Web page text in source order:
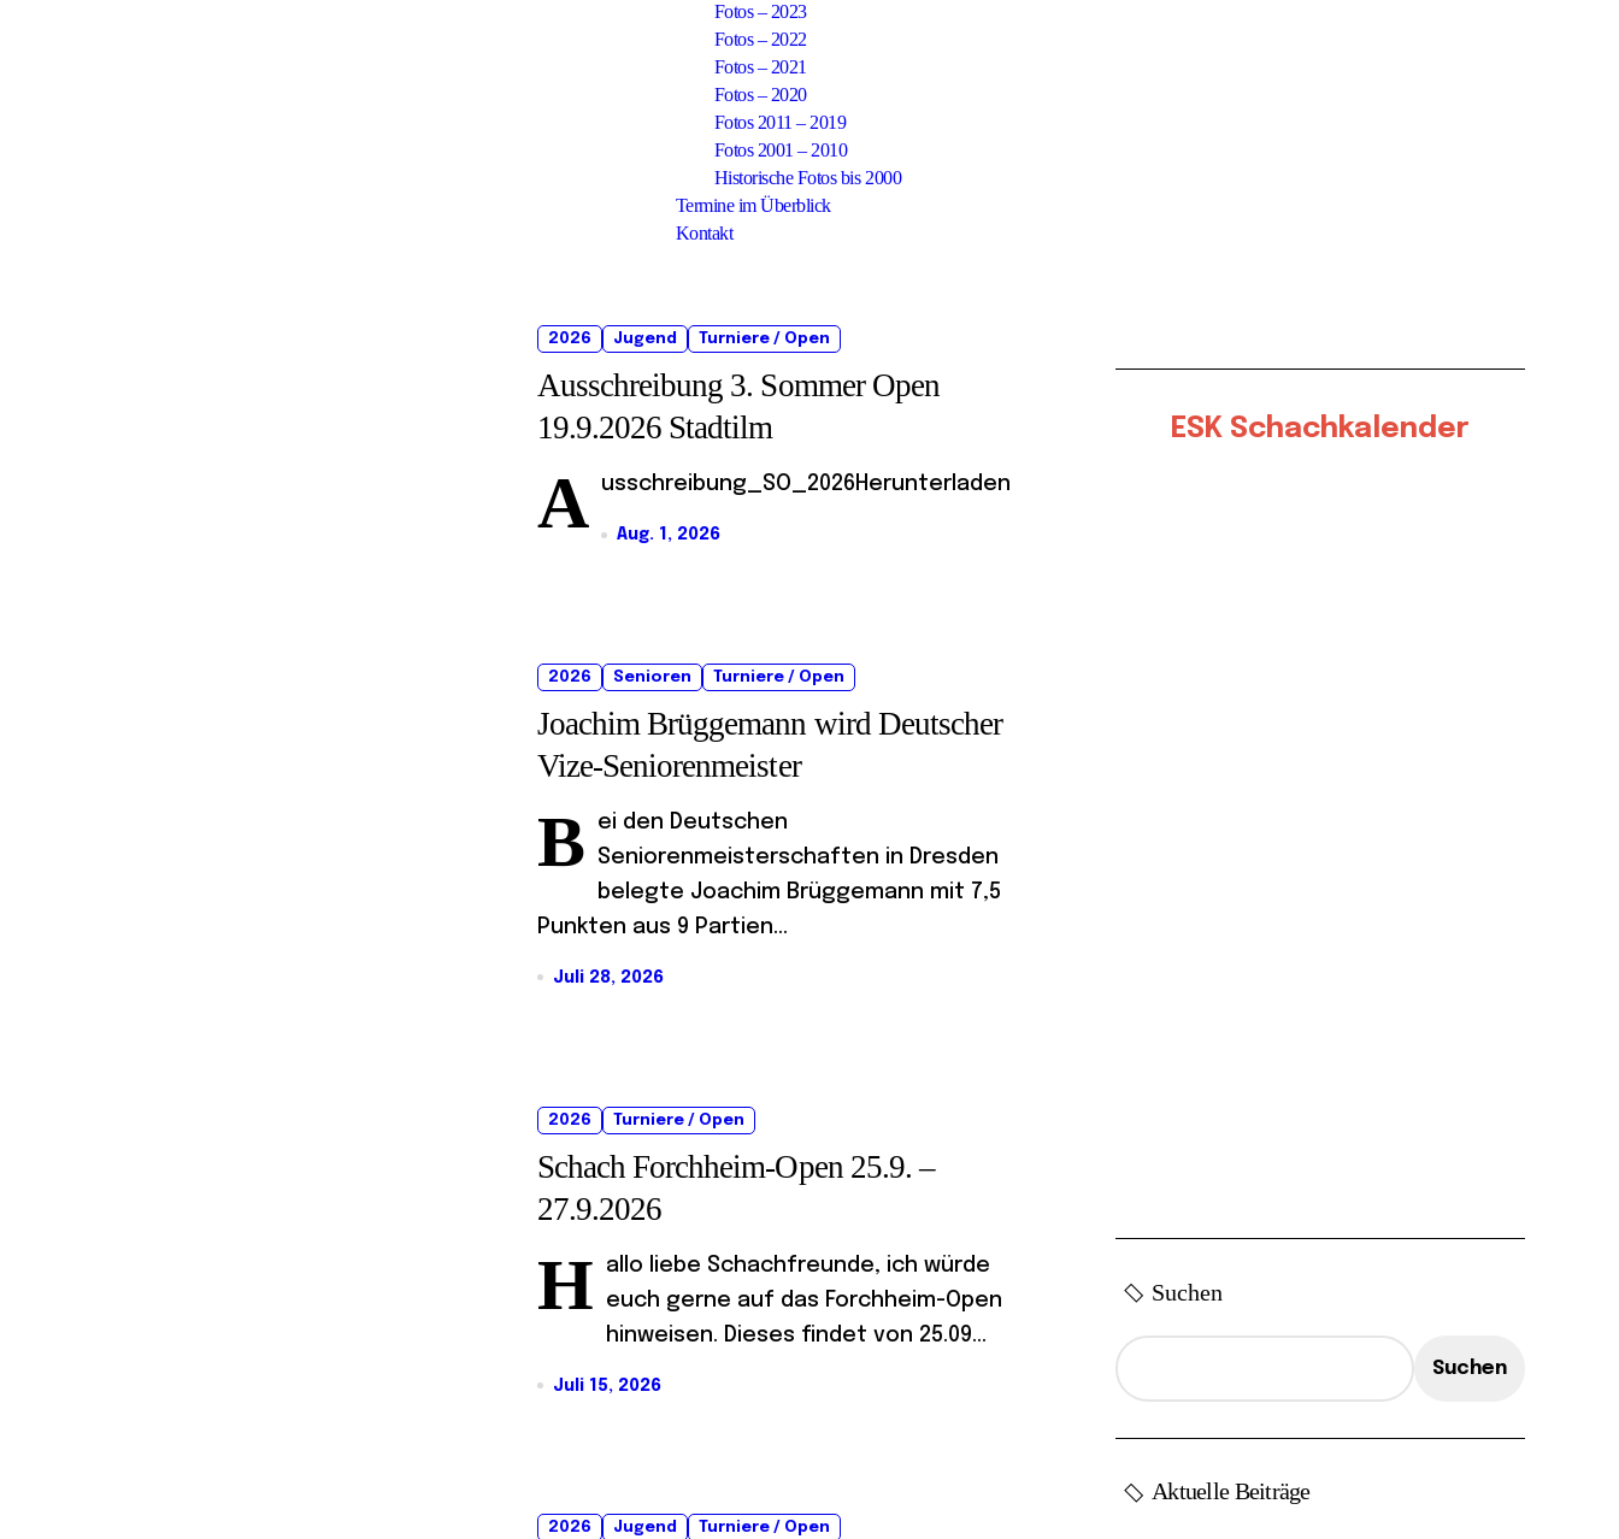
Fotos – 2023
Fotos – 2022
Fotos – 2021
Fotos – 2020
Fotos 2011 – 2019
Fotos 2001 – 2010
Historische Fotos bis 2000
Termine im Überblick
Kontakt
2026 Jugend Turniere / Open
Ausschreibung 3. Sommer Open
19.9.2026 Stadtilm
A usschreibung_SO_2026Herunterladen
Aug. 1, 2026
2026 Senioren Turniere / Open
Joachim Brüggemann wird Deutscher
Vize-Seniorenmeister
B
ei den Deutschen
Seniorenmeisterschaften in Dresden
belegte Joachim Brüggemann mit 7,5
Punkten aus 9 Partien...
Juli 28, 2026
2026 Turniere / Open
Schach Forchheim-Open 25.9. –
27.9.2026
H
allo liebe Schachfreunde, ich würde
euch gerne auf das Forchheim-Open
hinweisen. Dieses findet von 25.09...
Juli 15, 2026
2026 Jugend Turniere / Open
ESK Schachkalender
Suchen
Suchen
Aktuelle Beiträge